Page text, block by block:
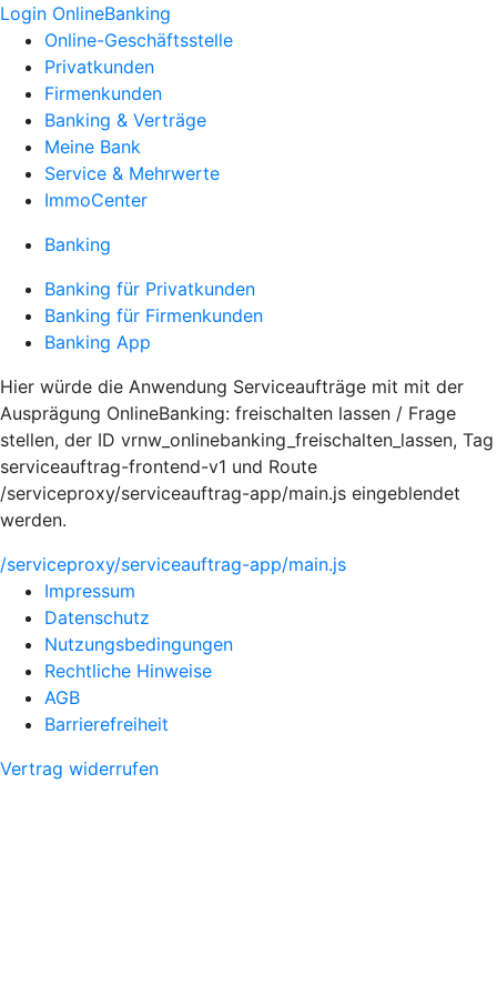
Login OnlineBanking
Online-Geschäftsstelle
Privatkunden
Firmenkunden
Banking & Verträge
Meine Bank
Service & Mehrwerte
ImmoCenter
Banking
Banking für Privatkunden
Banking für Firmenkunden
Banking App
Hier würde die Anwendung Serviceaufträge mit mit der
Ausprägung OnlineBanking: freischalten lassen / Frage
stellen, der ID vrnw_onlinebanking_freischalten_lassen, Tag
serviceauftrag-frontend-v1 und Route
/serviceproxy/serviceauftrag-app/main.js eingeblendet
werden.
/serviceproxy/serviceauftrag-app/main.js
Impressum
Datenschutz
Nutzungsbedingungen
Rechtliche Hinweise
AGB
Barrierefreiheit
Vertrag widerrufen